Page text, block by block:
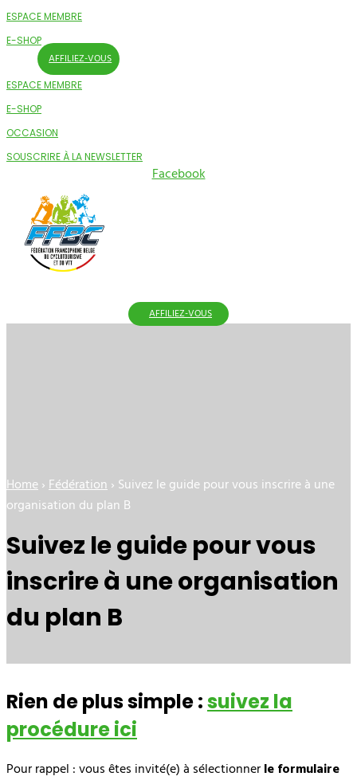
ESPACE MEMBRE
E-SHOP
AFFILIEZ-VOUS
ESPACE MEMBRE
E-SHOP
OCCASION
SOUSCRIRE À LA NEWSLETTER
Facebook
AFFILIEZ-VOUS
Home›Fédération› Suivez le guide pour vous inscrire à une
organisation du plan B
Suivez le guide pour vous
inscrire à une organisation
du plan B
Rien de plus simple :suivez la
procédure ici
Pour rappel : vous êtes invité(e) à sélectionnerle formulaire